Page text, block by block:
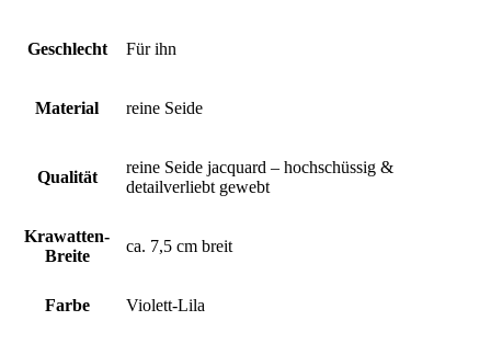
auf
Fond
Geschlecht Für ihn
Material reine Seide
Qualität
reine Seide jacquard – hochschüssig &
detailverliebt gewebt
Krawatten-
Breite
ca. 7,5 cm breit
Farbe Violett-Lila